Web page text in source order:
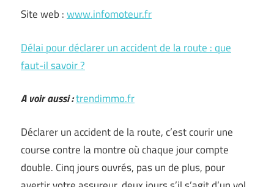
Site web :www.infomoteur.fr
Délai pour déclarer un accident de la route : que
faut-il savoir ?
A voir aussi :trendimmo.fr
Déclarer un accident de la route, c’est courir une
course contre la montre où chaque jour compte
double. Cinq jours ouvrés, pas un de plus, pour